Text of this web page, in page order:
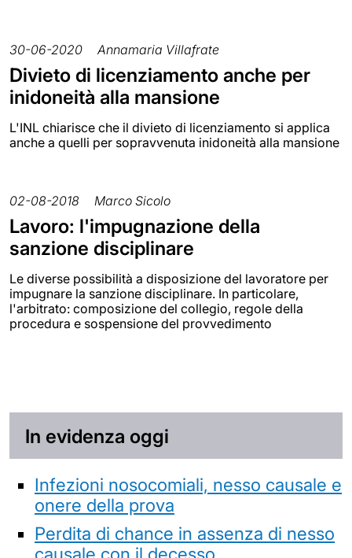
30-06-2020 Annamaria Villafrate
Divieto di licenziamento anche per
inidoneità alla mansione
L'INL chiarisce che il divieto di licenziamento si applica
anche a quelli per sopravvenuta inidoneità alla mansione
02-08-2018 Marco Sicolo
Lavoro: l'impugnazione della
sanzione disciplinare
Le diverse possibilità a disposizione del lavoratore per
impugnare la sanzione disciplinare. In particolare,
l'arbitrato: composizione del collegio, regole della
procedura e sospensione del provvedimento
In evidenza oggi
Infezioni nosocomiali, nesso causale e
onere della prova
Perdita di chance in assenza di nesso